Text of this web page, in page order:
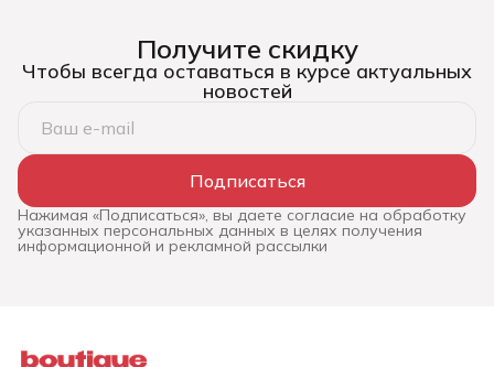
Получите скидку
Чтобы всегда оставаться в курсе актуальных
новостей
Подписаться
Нажимая «Подписаться», вы даете согласие на обработку
указанных персональных данных в целях получения
информационной и рекламной рассылки